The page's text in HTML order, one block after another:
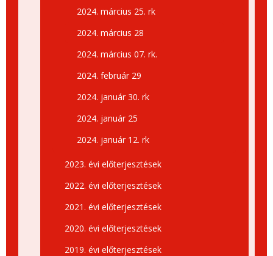
2024. március 25. rk
2024. március 28
2024. március 07. rk.
2024. február 29
2024. január 30. rk
2024. január 25
2024. január 12. rk
2023. évi előterjesztések
2022. évi előterjesztések
2021. évi előterjesztések
2020. évi előterjesztések
2019. évi előterjesztések